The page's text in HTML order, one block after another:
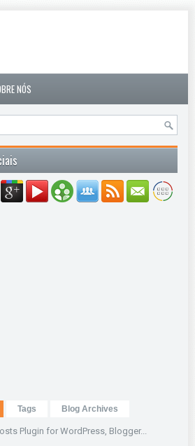
NÓS
Tags Blog Archives